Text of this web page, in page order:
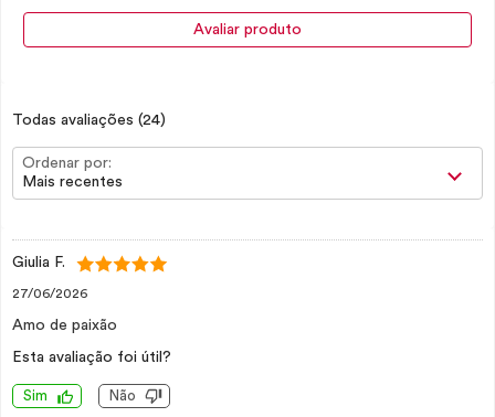
Avaliar produto
Todas avaliações (24)
Ordenar por:
Mais recentes
Giulia F.
27/06/2026
Amo de paixão
Esta avaliação foi útil?
Sim Não